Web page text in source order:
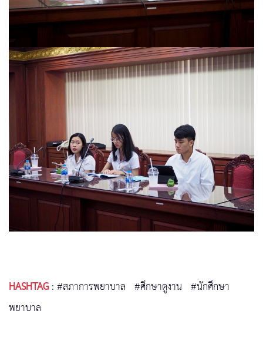
HASHTAG:#สภาการพยาบาล #ศึกษาดูงาน #นักศึกษา
พยาบาล